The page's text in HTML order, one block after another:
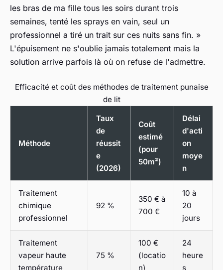
les bras de ma fille tous les soirs durant trois
semaines, tenté les sprays en vain, seul un
professionnel a tiré un trait sur ces nuits sans fin. »
L'épuisement ne s'oublie jamais totalement mais la
solution arrive parfois là où on refuse de l'admettre.
Efficacité et coût des méthodes de traitement punaise
de lit
Méthode
Taux
de
réussit
e
(2026)
Coût
estimé
(pour
50m²)
Délai
d'acti
on
moye
n
Traitement
chimique
professionnel
92 %
350 € à
700 €
10 à
20
jours
Traitement
vapeur haute
température
75 %
100 €
(locatio
n)
24
heure
s